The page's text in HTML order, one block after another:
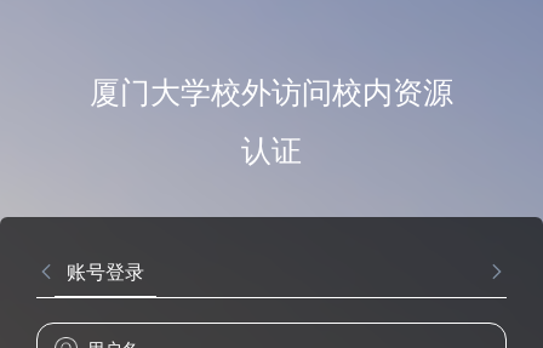
厦门大学校外访问校内资源
认证
账号登录